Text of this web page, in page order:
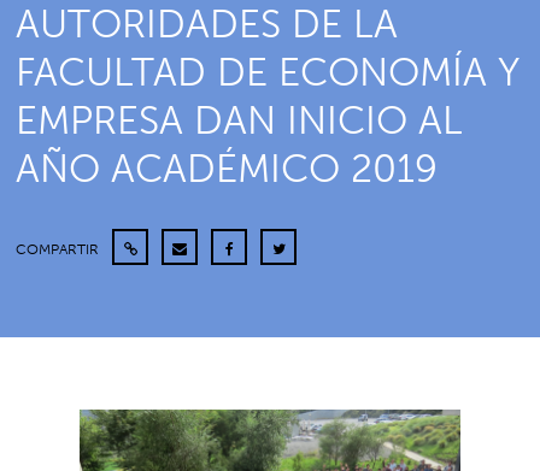
AUTORIDADES DE LA
FACULTAD DE ECONOMÍA Y
EMPRESA DAN INICIO AL
AÑO ACADÉMICO 2019
COMPARTIR